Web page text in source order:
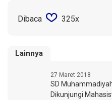
Dibaca 325x
Lainnya
27 Maret 2018
SD
Dikunjungi